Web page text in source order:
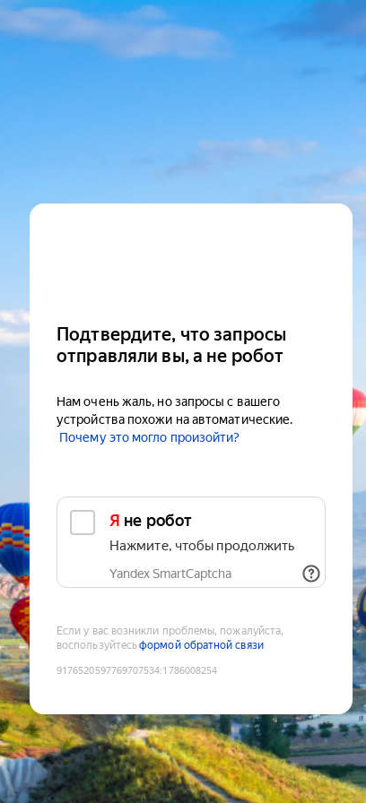
Подтвердите, что запросы
отправляли вы, а не робот
Нам очень жаль, но запросы с вашего
устройства похожи на автоматические.
Почему это могло произойти?
Я не робот
Нажмите, чтобы продолжить
Yandex SmartCaptcha
Если у вас возникли проблемы, пожалуйста,
воспользуйтесьформой обратной связи
9176520597769707534:1786008254